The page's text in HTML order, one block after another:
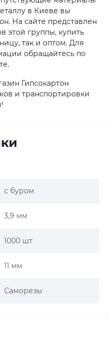
в Киеве вы
На сайте представлен
этой группы, купить
так и оптом. Для
обращайтесь по
Гипсокартон
и транспортировки
с буром
3,9 мм
1000 шт
11 мм
Саморезы